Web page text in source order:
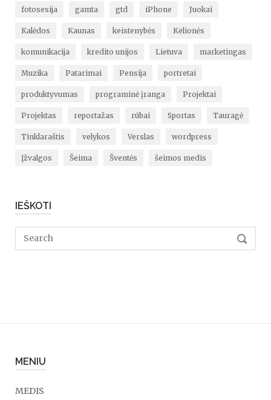
fotosesija gamta gtd iPhone Juokai
Kalėdos Kaunas keistenybės Kelionės
komunikacija kredito unijos Lietuva marketingas
Muzika Patarimai Pensija portretai
produktyvumas programinė įranga Projektai
Projektas reportažas rūbai Sportas Tauragė
Tinklaraštis velykos Verslas wordpress
Įžvalgos Šeima Šventės šeimos medis
IEŠKOTI
Search
MENIU
MEDIS